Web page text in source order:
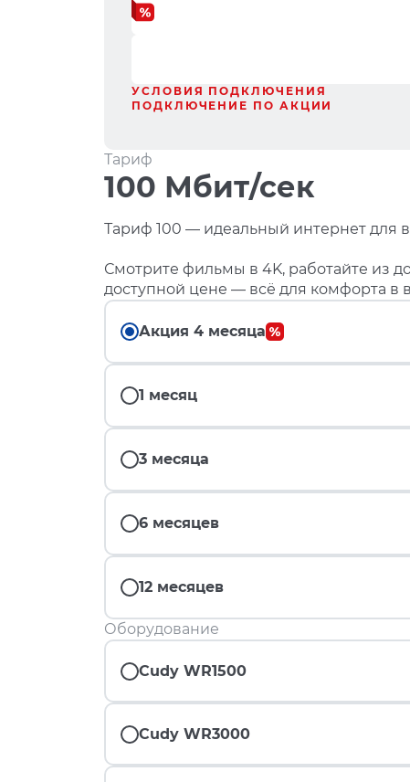
УСЛОВИЯ ПОДКЛЮЧЕНИЯ
ПОДКЛЮЧЕНИЕ ПО АКЦИИ
Тариф
100 Мбит/сек
Тариф 100 — идеальный интернет для
Смотрите фильмы в 4K, работайте из
доступной цене — всё для комфорта в
Акция 4 месяца
1 месяц
3 месяца
6 месяцев
12 месяцев
Оборудование
Cudy WR1500
Cudy WR3000